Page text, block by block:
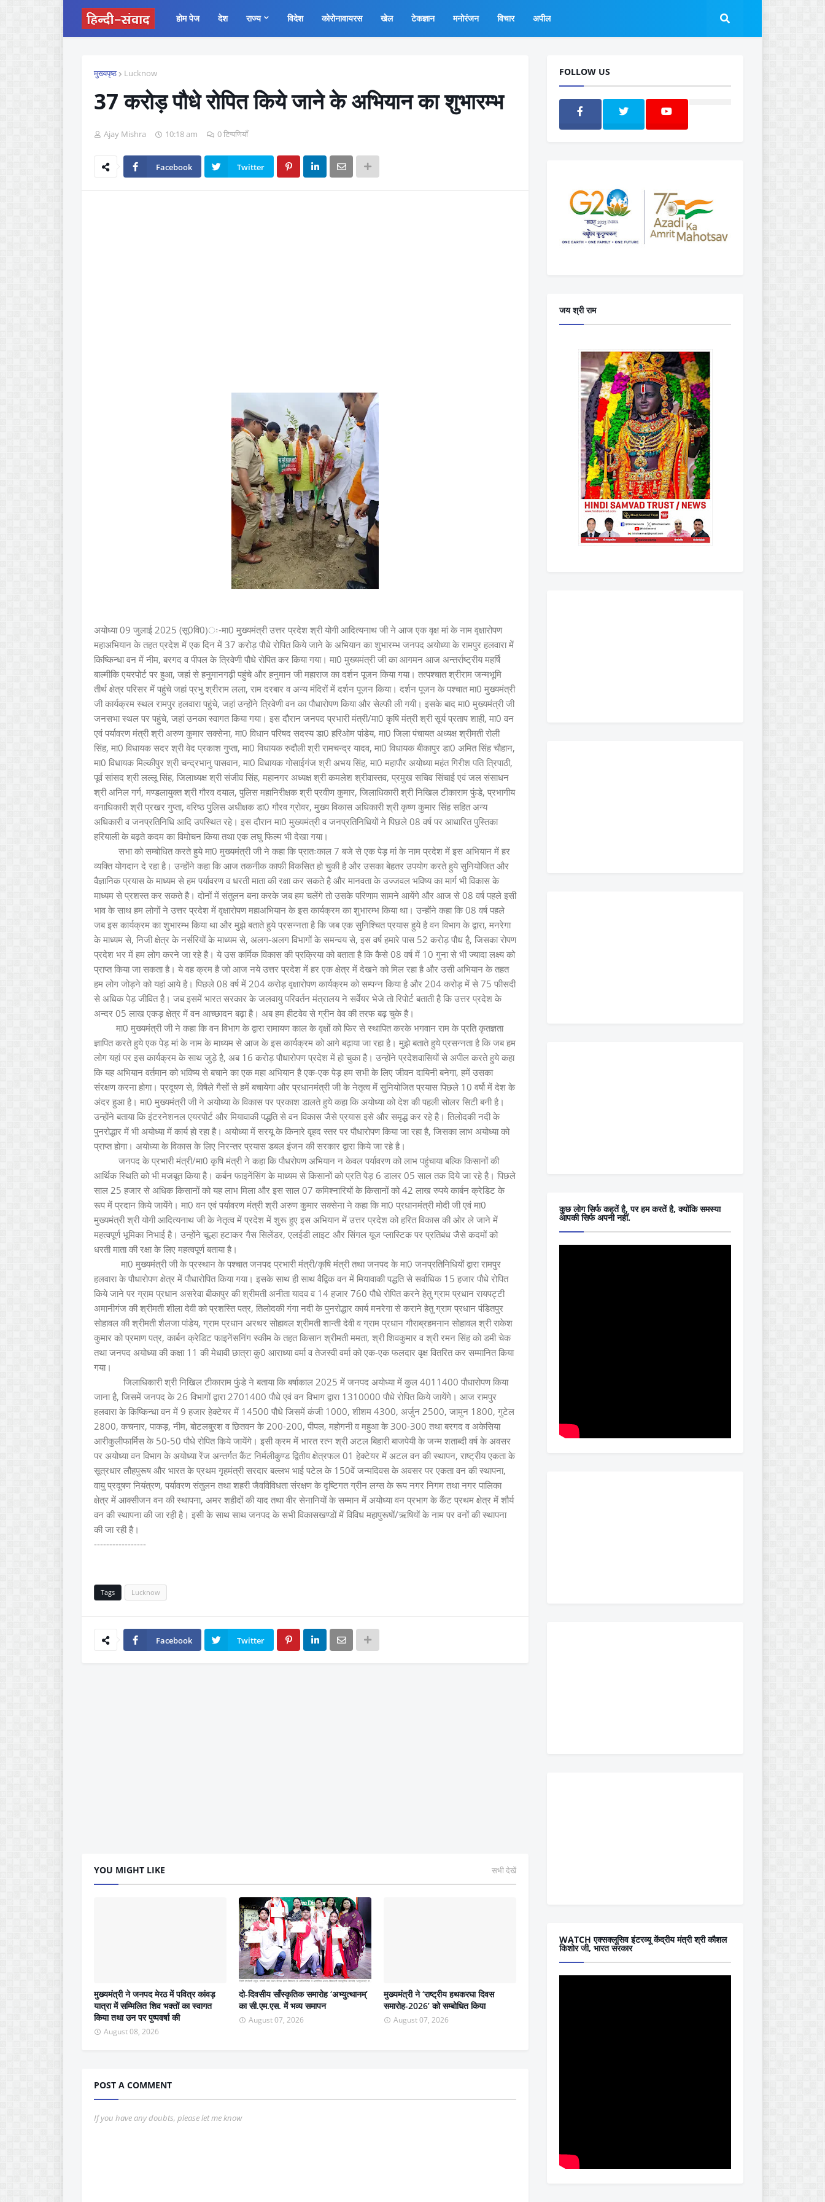
होम पेज देश राज्य विदेश कोरोनावायरस खेल टेकज्ञान मनोरंजन विचार अपील
मुख्यपृष्ठ Lucknow
37 करोड़ पौधे रोपित किये जाने के अभियान का शुभारम्भ
Ajay Mishra 10:18 am 0 टिप्पणियाँ
Facebook Twitter
अयोध्या 09 जुलाई 2025 (सू0वि0)ः-मा0 मुख्यमंत्री उत्तर प्रदेश श्री योगी आदित्यनाथ जी ने आज एक वृक्ष मां के नाम वृक्षारोपण
महाअभियान के तहत प्रदेश में एक दिन में 37 करोड़ पौधे रोपित किये जाने के अभियान का शुभारम्भ जनपद अयोध्या के रामपुर हलवारा में
किष्किन्धा वन में नीम, बरगद व पीपल के त्रिवेणी पौधे रोपित कर किया गया। मा0 मुख्यमंत्री जी का आगमन आज अन्तर्राष्ट्रीय महर्षि
बाल्मीकि एयरपोर्ट पर हुआ, जहां से हनुमानगढ़ी पहुंचे और हनुमान जी महाराज का दर्शन पूजन किया गया। तत्पश्चात श्रीराम जन्मभूमि
तीर्थ क्षेत्र परिसर में पहुंचे जहां प्रभु श्रीराम लला, राम दरबार व अन्य मंदिरों में दर्शन पूजन किया। दर्शन पूजन के पश्चात मा0 मुख्यमंत्री
जी कार्यक्रम स्थल रामपुर हलवारा पहुंचे, जहां उन्होंने त्रिवेणी वन का पौधारोपण किया और सेल्फी ली गयी। इसके बाद मा0 मुख्यमंत्री जी
जनसभा स्थल पर पहुंचे, जहां उनका स्वागत किया गया। इस दौरान जनपद प्रभारी मंत्री/मा0 कृषि मंत्री श्री सूर्य प्रताप शाही, मा0 वन
एवं पर्यावरण मंत्री श्री अरुण कुमार सक्सेना, मा0 विधान परिषद सदस्य डा0 हरिओम पांडेय, मा0 जिला पंचायत अध्यक्ष श्रीमती रोली
सिंह, मा0 विधायक सदर श्री वेद प्रकाश गुप्ता, मा0 विधायक रुदौली श्री रामचन्द्र यादव, मा0 विधायक बीकापुर डा0 अमित सिंह चौहान,
मा0 विधायक मिल्कीपुर श्री चन्द्रभानु पासवान, मा0 विधायक गोसाईगंज श्री अभय सिंह, मा0 महापौर अयोध्या महंत गिरीश पति त्रिपाठी,
पूर्व सांसद श्री लल्लू सिंह, जिलाध्यक्ष श्री संजीव सिंह, महानगर अध्यक्ष श्री कमलेश श्रीवास्तव, प्रमुख सचिव सिंचाई एवं जल संसाधन
श्री अनिल गर्ग, मण्डलायुक्त श्री गौरव दयाल, पुलिस महानिरीक्षक श्री प्रवीण कुमार, जिलाधिकारी श्री निखिल टीकाराम फुंडे, प्रभागीय
वनाधिकारी श्री प्रखर गुप्ता, वरिष्ठ पुलिस अधीक्षक डा0 गौरव ग्रोवर, मुख्य विकास अधिकारी श्री कृष्ण कुमार सिंह सहित अन्य
अधिकारी व जनप्रतिनिधि आदि उपस्थित रहे। इस दौरान मा0 मुख्यमंत्री व जनप्रतिनिधियों ने पिछले 08 वर्ष पर आधारित पुस्तिका
हरियाली के बढ़ते कदम का विमोचन किया तथा एक लघु फिल्म भी देखा गया।
सभा को सम्बोधित करते हुये मा0 मुख्यमंत्री जी ने कहा कि प्रातःकाल 7 बजे से एक पेड़ मां के नाम प्रदेश में इस अभियान में हर
व्यक्ति योगदान दे रहा है। उन्होंने कहा कि आज तकनीक काफी विकसित हो चुकी है और उसका बेहतर उपयोग करते हुये सुनियोजित और
वैज्ञानिक प्रयास के माध्यम से हम पर्यावरण व धरती माता की रक्षा कर सकते है और मानवता के उज्जवल भविष्य का मार्ग भी विकास के
माध्यम से प्रशस्त कर सकते है। दोनों में संतुलन बना करके जब हम चलेंगे तो उसके परिणाम सामने आयेंगे और आज से 08 वर्ष पहले इसी
भाव के साथ हम लोगों ने उत्तर प्रदेश में वृक्षारोपण महाअभियान के इस कार्यक्रम का शुभारम्भ किया था। उन्होंने कहा कि 08 वर्ष पहले
जब इस कार्यक्रम का शुभारम्भ किया था और मुझे बताते हुये प्रसन्नता है कि जब एक सुनिश्चित प्रयास हुये है वन विभाग के द्वारा, मनरेगा
के माध्यम से, निजी क्षेत्र के नर्सरियों के माध्यम से, अलग-अलग विभागों के समन्वय से, इस वर्ष हमारे पास 52 करोड़ पौध है, जिसका रोपण
प्रदेश भर में हम लोग करने जा रहे है। ये उस कर्मिक विकास की प्रक्रिया को बताता है कि कैसे 08 वर्ष में 10 गुना से भी ज्यादा लक्ष्य को
प्राप्त किया जा सकता है। ये वह क्रम है जो आज नये उत्तर प्रदेश में हर एक क्षेत्र में देखने को मिल रहा है और उसी अभियान के तहत
हम लोग जोड़ने को यहां आये है। पिछले 08 वर्ष में 204 करोड़ वृक्षारोपण कार्यक्रम को सम्पन्न किया है और 204 करोड़ में से 75 फीसदी
से अधिक पेड़ जीवित है। जब इसमें भारत सरकार के जलवायु परिवर्तन मंत्रालय ने सर्वेयर भेजे तो रिपोर्ट बताती है कि उत्तर प्रदेश के
अन्दर 05 लाख एकड़ क्षेत्र में वन आच्छादन बढ़ा है। अब हम हीटवेव से ग्रीन वेव की तरफ बढ़ चुके है।
मा0 मुख्यमंत्री जी ने कहा कि वन विभाग के द्वारा रामायण काल के वृक्षों को फिर से स्थापित करके भगवान राम के प्रति कृतज्ञता
ज्ञापित करते हुये एक पेड़ मां के नाम के माध्यम से आज के इस कार्यक्रम को आगे बढ़ाया जा रहा है। मुझे बताते हुये प्रसन्नता है कि जब हम
लोग यहां पर इस कार्यक्रम के साथ जुड़े है, अब 16 करोड़ पौधारोपण प्रदेश में हो चुका है। उन्होंने प्रदेशवासियों से अपील करते हुये कहा
कि यह अभियान वर्तमान को भविष्य से बचाने का एक महा अभियान है एक-एक पेड़ हम सभी के लिए जीवन दायिनी बनेगा, हमें उसका
संरक्षण करना होगा। प्रदूषण से, विषैले गैसों से हमें बचायेगा और प्रधानमंत्री जी के नेतृत्व में सुनियोजित प्रयास पिछले 10 वर्षो में देश के
अंदर हुआ है। मा0 मुख्यमंत्री जी ने अयोध्या के विकास पर प्रकाश डालते हुये कहा कि अयोध्या को देश की पहली सोलर सिटी बनी है।
उन्होंने बताया कि इंटरनेशनल एयरपोर्ट और मियावाकी पद्धति से वन विकास जैसे प्रयास इसे और समृद्ध कर रहे है। तिलोदकी नदी के
पुनरोद्धार में भी अयोध्या में कार्य हो रहा है। अयोध्या में सरयू के किनारे वृहद स्तर पर पौधारोपण किया जा रहा है, जिसका लाभ अयोध्या को
प्राप्त होगा। अयोध्या के विकास के लिए निरन्तर प्रयास डबल इंजन की सरकार द्वारा किये जा रहे है।
जनपद के प्रभारी मंत्री/मा0 कृषि मंत्री ने कहा कि पौधरोपण अभियान न केवल पर्यावरण को लाभ पहुंचाया बल्कि किसानों की
आर्थिक स्थिति को भी मजबूत किया है। कर्बन फाइनेंसिंग के माध्यम से किसानों को प्रति पेड़ 6 डालर 05 साल तक दिये जा रहे है। पिछले
साल 25 हजार से अधिक किसानों को यह लाभ मिला और इस साल 07 कमिश्नारियों के किसानों को 42 लाख रुपये कार्बन क्रेडिट के
रूप में प्रदान किये जायेंगे। मा0 वन एवं पर्यावरण मंत्री श्री अरुण कुमार सक्सेना ने कहा कि मा0 प्रधानमंत्री मोदी जी एवं मा0
मुख्यमंत्री श्री योगी आदित्यनाथ जी के नेतृत्व में प्रदेश में शुरू हुए इस अभियान में उत्तर प्रदेश को हरित विकास की ओर ले जाने में
महत्वपूर्ण भूमिका निभाई है। उन्होंने चूल्हा हटाकर गैस सिलेंडर, एलईडी लाइट और सिंगल यूज प्लास्टिक पर प्रतिबंध जैसे कदमों को
धरती माता की रक्षा के लिए महत्वपूर्ण बताया है।
मा0 मुख्यमंत्री जी के प्रस्थान के पश्चात जनपद प्रभारी मंत्री/कृषि मंत्री तथा जनपद के मा0 जनप्रतिनिधियों द्वारा रामपुर
हलवारा के पौधारोपण क्षेत्र में पौधारोपित किया गया। इसके साथ ही साथ वैद्विक वन में मियावाकी पद्धति से सर्वाधिक 15 हजार पौधे रोपित
किये जाने पर ग्राम प्रधान असरेवा बीकापुर की श्रीमती अनीता यादव व 14 हजार 760 पौधे रोपित करने हेतु ग्राम प्रधान रायपट्टी
अमानीगंज की श्रीमती शीला देवी को प्रशस्ति पत्र, तिलोदकी गंगा नदी के पुनरोद्धार कार्य मनरेगा से कराने हेतु ग्राम प्रधान पंडितपुर
सोहावल की श्रीमती शैलजा पांडेय, ग्राम प्रधान अरथर सोहावल श्रीमती शान्ती देवी व ग्राम प्रधान गौराब्रहमनान सोहावल श्री राकेश
कुमार को प्रमाण पत्र, कार्बन क्रेडिट फाइनेंसनिंग स्कीम के तहत किसान श्रीमती ममता, श्री शिवकुमार व श्री रमन सिंह को डमी चेक
तथा जनपद अयोध्या की कक्षा 11 की मेधावी छात्रा कु0 आराध्या वर्मा व तेजस्वी वर्मा को एक-एक फलदार वृक्ष वितरित कर सम्मानित किया
गया।
जिलाधिकारी श्री निखिल टीकाराम फुंडे ने बताया कि बर्षाकाल 2025 में जनपद अयोध्या में कुल 4011400 पौधारोपण किया
जाना है, जिसमें जनपद के 26 विभागों द्वारा 2701400 पौधे एवं वन विभाग द्वारा 1310000 पौधे रोपित किये जायेंगे। आज रामपुर
हलवारा के किष्किन्धा वन में 9 हजार हेक्टेयर में 14500 पौधे जिसमें कंजी 1000, शीशम 4300, अर्जुन 2500, जामुन 1800, गुटेल
2800, कचनार, पाकड़, नीम, बोटलबु्रश व छितवन के 200-200, पीपल, महोगनी व महुआ के 300-300 तथा बरगद व अकेसिया
आरीकुलीफार्मिस के 50-50 पौधे रोपित किये जायेंगे। इसी क्रम में भारत रत्न श्री अटल बिहारी बाजपेयी के जन्म शताब्दी वर्ष के अवसर
पर अयोध्या वन विभाग के अयोध्या रेंज अन्तर्गत कैंट निर्मलीकुण्ड द्वितीय क्षेत्रफल 01 हेक्टेयर में अटल वन की स्थापन, राष्ट्रीय एकता के
सूत्रधार लौहपुरूष और भारत के प्रथम गृहमंत्री सरदार बल्लभ भाई पटेल के 150वें जन्मदिवस के अवसर पर एकता वन की स्थापना,
वायु प्रदूषण नियंत्रण, पर्यावरण संतुलन तथा शहरी जैवविविधता संरक्षण के दृष्टिगत ग्रीन लग्स के रूप नगर निगम तथा नगर पालिका
क्षेत्र में आक्सीजन वन की स्थापना, अमर शहीदों की याद तथा वीर सेनानियों के सम्मान में अयोध्या वन प्रभाग के कैंट प्रथम क्षेत्र में शौर्य
वन की स्थापना की जा रही है। इसी के साथ साथ जनपद के सभी विकासखण्डों में विविध महापुरूषों/ऋषियों के नाम पर वनों की स्थापना
की जा रही है।
-----------------
Tags Lucknow
Facebook Twitter
YOU MIGHT LIKE सभी देखें
मुख्यमंत्री ने जनपद मेरठ में पवित्र कांवड़
यात्रा में सम्मिलित शिव भक्तों का स्वागत
किया तथा उन पर पुष्पवर्षा की
August 08, 2026
दो-दिवसीय साँस्कृतिक समारोह ‘अभ्युत्थानम्’
का सी.एम.एस. में भव्य समापन
August 07, 2026
मुख्यमंत्री ने ‘राष्ट्रीय हथकरघा दिवस
समारोह-2026’ को सम्बोधित किया
August 07, 2026
POST A COMMENT
If you have any doubts, please let me know
FOLLOW US
जय श्री राम
कुछ लोग सिर्फ कहतें है, पर हम करतें है, क्योंकि समस्या
आपकी सिर्फ अपनी नहीं.
WATCH एक्सक्लूसिव इंटरव्यू केंद्रीय मंत्री श्री कौशल
किशोर जी, भारत सरकार